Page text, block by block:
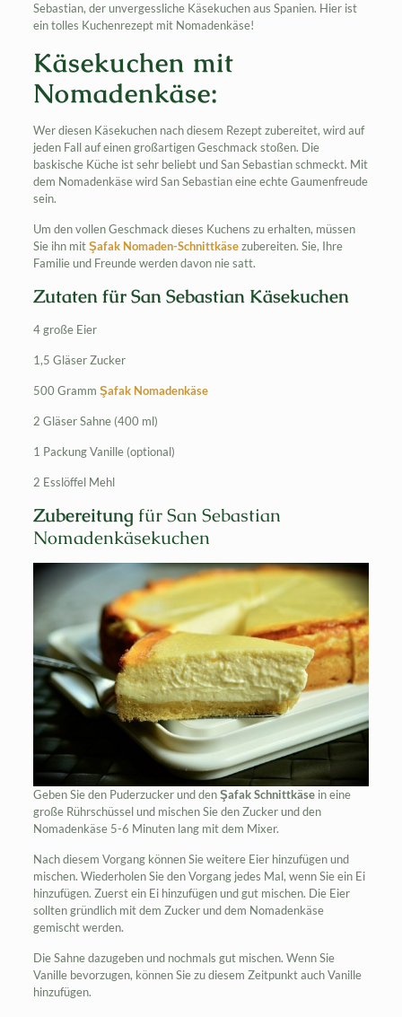
Sebastian, der unvergessliche Käsekuchen aus Spanien. Hier ist
ein tolles Kuchenrezept mit Nomadenkäse!
Käsekuchen mit
Nomadenkäse:
Wer diesen Käsekuchen nach diesem Rezept zubereitet, wird auf
jeden Fall auf einen großartigen Geschmack stoßen. Die
baskische Küche ist sehr beliebt und San Sebastian schmeckt. Mit
dem Nomadenkäse wird San Sebastian eine echte Gaumenfreude
sein.
Um den vollen Geschmack dieses Kuchens zu erhalten, müssen
Sie ihn mitŞafak Nomaden-Schnittkäsezubereiten. Sie, Ihre
Familie und Freunde werden davon nie satt.
Zutaten für San Sebastian Käsekuchen
4 große Eier
1,5 Gläser Zucker
500 Gramm Şafak Nomadenkäse
2 Gläser Sahne (400 ml)
1 Packung Vanille (optional)
2 Esslöffel Mehl
Zubereitung für San Sebastian
Nomadenkäsekuchen
Geben Sie den Puderzucker und denŞafak Schnittkäsein eine
große Rührschüssel und mischen Sie den Zucker und den
Nomadenkäse 5-6 Minuten lang mit dem Mixer.
Nach diesem Vorgang können Sie weitere Eier hinzufügen und
mischen. Wiederholen Sie den Vorgang jedes Mal, wenn Sie ein Ei
hinzufügen. Zuerst ein Ei hinzufügen und gut mischen. Die Eier
sollten gründlich mit dem Zucker und dem Nomadenkäse
gemischt werden.
Die Sahne dazugeben und nochmals gut mischen. Wenn Sie
Vanille bevorzugen, können Sie zu diesem Zeitpunkt auch Vanille
hinzufügen.